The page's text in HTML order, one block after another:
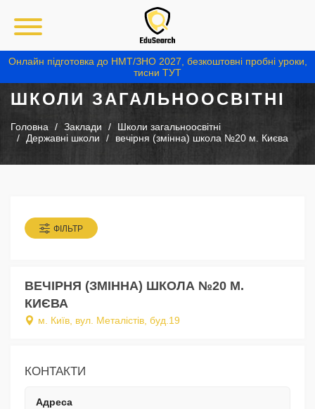
Онлайн підготовка до НМТ/ЗНО 2027, безкоштовні пробні уроки,
тисни ТУТ
ШКОЛИ ЗАГАЛЬНООСВІТНІ
Головна Заклади
Школи загальноосвітні
Державні школи
вечірня (змінна) школа №20 м. Києва
ФІЛЬТР
ВЕЧІРНЯ (ЗМІННА) ШКОЛА №20 М.
КИЄВА
м. Київ, вул. Металістів, буд.19
КОНТАКТИ
Адреса